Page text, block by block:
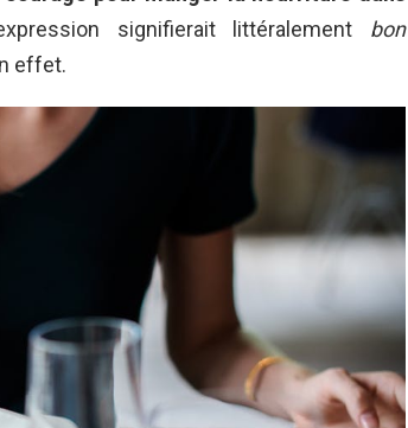
signifierait littéralement bon
effet.